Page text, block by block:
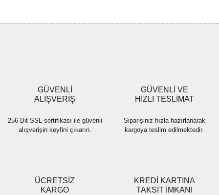
GÜVENLİ
ALIŞVERİŞ
256 Bit SSL sertifikası ile güvenli
alışverişin keyfini çıkarın.
GÜVENLİ VE
HIZLI TESLİMAT
Siparişiniz hızla hazırlanarak
kargoya teslim edilmektedir.
ÜCRETSİZ
KARGO
KREDİ KARTINA
TAKSİT İMKANI